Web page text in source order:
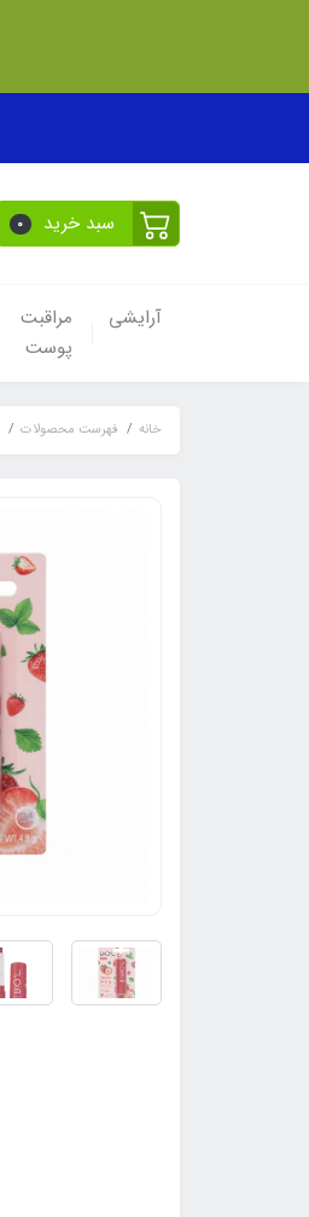
سبد خرید 0
آرایشی
مراقبت
پوست
خانه فهرست محصولات